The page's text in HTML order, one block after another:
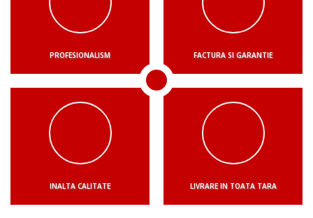
PROFESIONALISM FACTURA SI GARANTIE
INALTA CALITATE LIVRARE IN TOATA TARA